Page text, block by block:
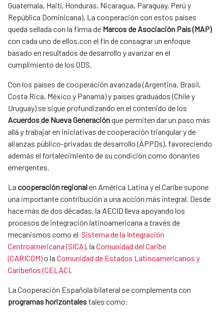
Guatemala, Haití, Honduras, Nicaragua, Paraguay, Perú y
República Dominicana). La cooperación con estos países
queda sellada con la firma de Marcos de Asociació​n País (MAP)​
con cada uno de ellos,con el fin de consagrar un enfoque
basado en resultados de desarrollo y avanzar en el
cumplimiento de los ODS.
Con los países de cooperación avanzada (Argentina, Brasil,
Costa Rica, México y Panamá) y países graduados (Chile y
Uruguay) se sigue profundizando en el contenido de los
Acuerdos de Nueva Generaciónque permiten darun paso más
allá y trabajar en iniciativas de cooperación triangular y de
alianzas público-privadas de desarrollo (APPDs), favoreciendo
además el fortalecimiento de su condición como donantes
emergentes.
La cooperación regionalen América Latina y el Caribe supone
una importante contribución a una acción más integral. Desde
hace más de dos décadas, la AECID lleva apoyando los
procesos de integración latinoamericana a través de
mecanismos como el Sistema de la Integración
Centroamericana (SICA), la Comunidad del Caribe
(CARICOM)o la Comunidad de Estados Latinoamericanos y
Caribeños (CELAC).
La Cooperación Española bilateral se complementa con
programas horizontalestales como: